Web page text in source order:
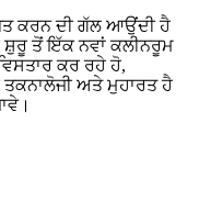
ਕਰਨ ਦੀ ਗੱਲ ਆਉਂਦੀ ਹੈ
ਸ਼ੁਰੂ ਤੋਂ ਇੱਕ ਨਵਾਂ ਕਲੀਨਰੂਮ
ਕਰ ਰਹੇ ਹੋ,
ਅਤੇ ਮੁਹਾਰਤ ਹੈ